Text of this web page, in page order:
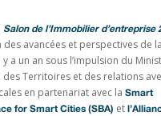
Salon de l’Immobilier d’entreprise
des avancées et perspectives de
a un an sous l’impulsion du
des Territoires et des relations
en partenariat avec la Smart
for Smart Cities (SBA) et